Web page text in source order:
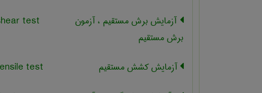
آزمایش برش مستقیم ، آزمون
برش مستقیم
test
آزمایش کشش مستقیم
test